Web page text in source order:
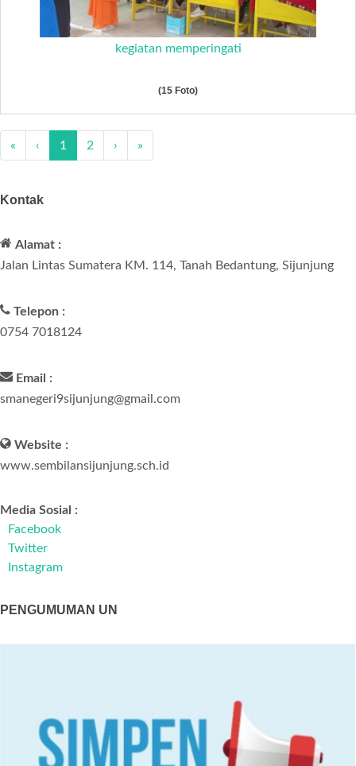
kegiatan memperingati
(15 Foto)
« ‹ 1 2 › »
Kontak
Alamat :
Jalan Lintas Sumatera KM. 114, Tanah Bedantung, Sijunjung
Telepon :
0754 7018124
Email :
smanegeri9sijunjung@gmail.com
Website :
www.sembilansijunjung.sch.id
Media Sosial :
Facebook
Twitter
Instagram
PENGUMUMAN UN